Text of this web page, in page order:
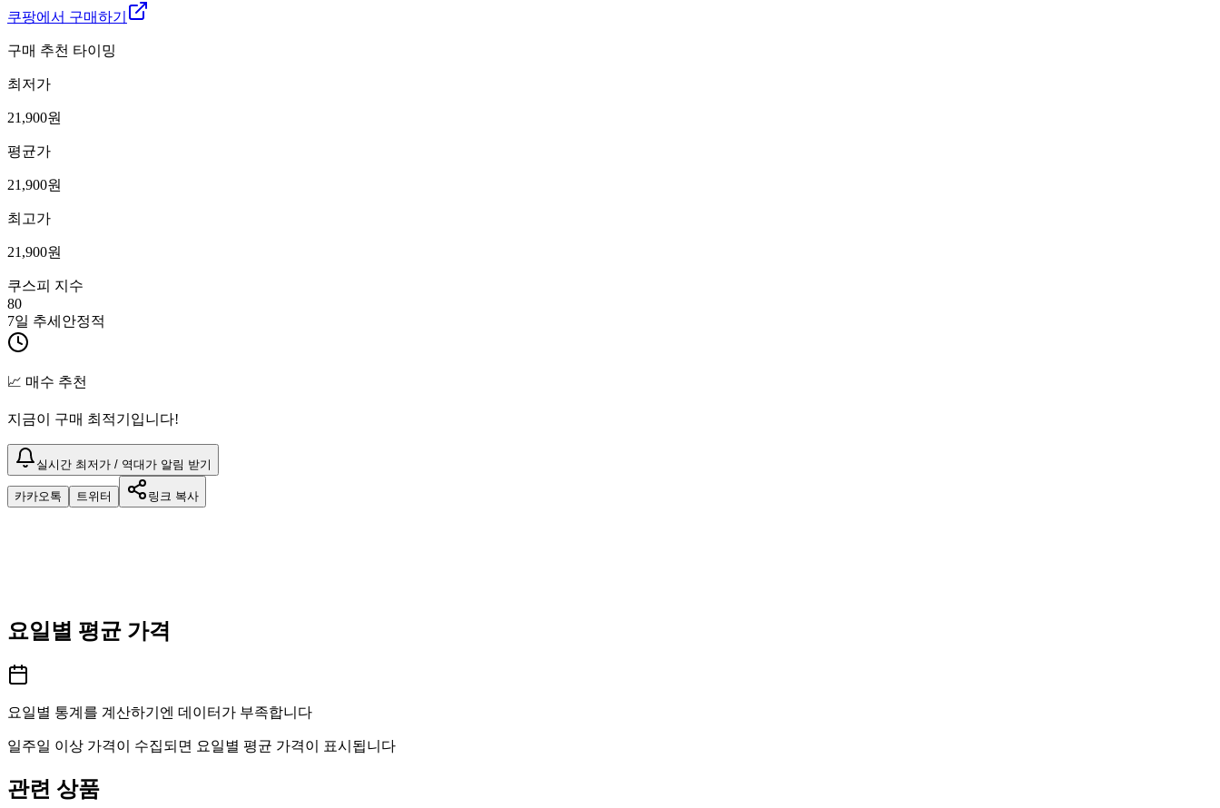
쿠팡에서 구매하기
구매 추천 타이밍
최저가
21,900원
평균가
21,900원
최고가
21,900원
쿠스피 지수
80
7일 추세 안정적
📈 매수 추천
지금이 구매 최적기입니다!
실시간 최저가 / 역대가 알림 받기
카카오톡 트위터 링크 복사
요일별 평균 가격
요일별 통계를 계산하기엔 데이터가 부족합니다
일주일 이상 가격이 수집되면 요일별 평균 가격이 표시됩니다
관련 상품